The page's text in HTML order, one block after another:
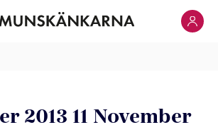
Klicka
2013 11 November